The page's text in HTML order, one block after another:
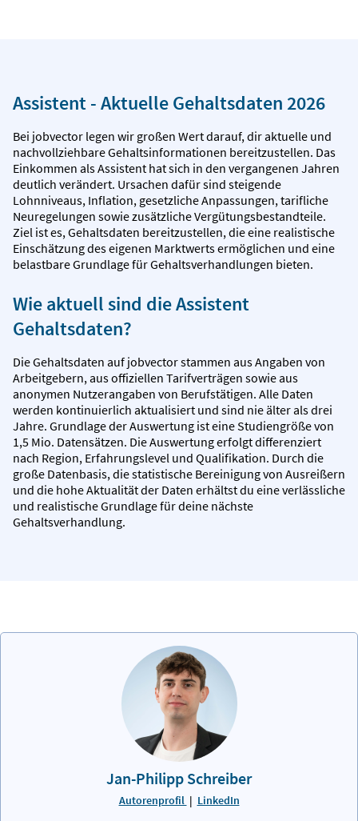
Assistent - Aktuelle Gehaltsdaten 2026
Bei jobvector legen wir großen Wert darauf, dir aktuelle und
nachvollziehbare Gehaltsinformationen bereitzustellen. Das
Einkommen als Assistent hat sich in den vergangenen Jahren
deutlich verändert. Ursachen dafür sind steigende
Lohnniveaus, Inflation, gesetzliche Anpassungen, tarifliche
Neuregelungen sowie zusätzliche Vergütungsbestandteile.
Ziel ist es, Gehaltsdaten bereitzustellen, die eine realistische
Einschätzung des eigenen Marktwerts ermöglichen und eine
belastbare Grundlage für Gehaltsverhandlungen bieten.
Wie aktuell sind die Assistent
Gehaltsdaten?
Die Gehaltsdaten auf jobvector stammen aus Angaben von
Arbeitgebern, aus offiziellen Tarifverträgen sowie aus
anonymen Nutzerangaben von Berufstätigen. Alle Daten
werden kontinuierlich aktualisiert und sind nie älter als drei
Jahre. Grundlage der Auswertung ist eine Studiengröße von
1,5 Mio. Datensätzen. Die Auswertung erfolgt differenziert
nach Region, Erfahrungslevel und Qualifikation. Durch die
große Datenbasis, die statistische Bereinigung von Ausreißern
und die hohe Aktualität der Daten erhältst du eine verlässliche
und realistische Grundlage für deine nächste
Gehaltsverhandlung.
Jan-Philipp Schreiber
Autorenprofil | LinkedIn